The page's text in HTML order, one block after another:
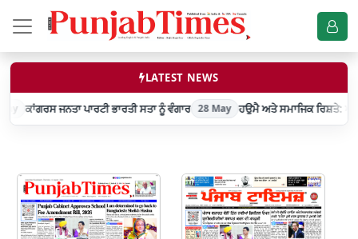
LATEST NEWS
ਕਾਂਗਰਸ ਜਨਤਾ ਪਾਰਟੀ ਭਾਰਤੀ ਸਤਾ ਨੂੰ ਵੰਗਾਰ 28 May